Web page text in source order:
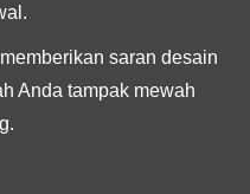
saran desain
Anda tampak mewah